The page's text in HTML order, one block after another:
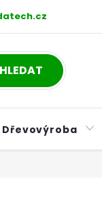
při nákupu na splátky
HLEDAT
Dřevovýroba